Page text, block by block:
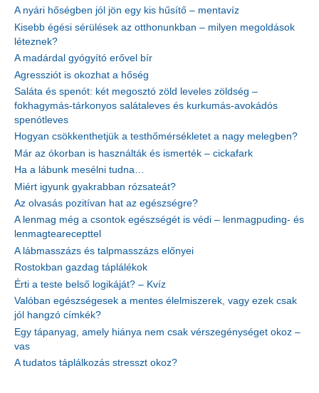
A nyári hőségben jól jön egy kis hűsítő – mentavíz
Kisebb égési sérülések az otthonunkban – milyen megoldások
léteznek?
A madárdal gyógyító erővel bír
Agressziót is okozhat a hőség
Saláta és spenót: két megosztó zöld leveles zöldség –
fokhagymás-tárkonyos salátaleves és kurkumás-avokádós
spenótleves
Hogyan csökkenthetjük a testhőmérsékletet a nagy melegben?
Már az ókorban is használták és ismerték – cickafark
Ha a lábunk mesélni tudna…
Miért igyunk gyakrabban rózsateát?
Az olvasás pozitívan hat az egészségre?
A lenmag még a csontok egészségét is védi – lenmagpuding- és
lenmagtearecepttel
A lábmasszázs és talpmasszázs előnyei
Rostokban gazdag táplálékok
Érti a teste belső logikáját? – Kvíz
Valóban egészségesek a mentes élelmiszerek, vagy ezek csak
jól hangzó címkék?
Egy tápanyag, amely hiánya nem csak vérszegénységet okoz –
vas
A tudatos táplálkozás stresszt okoz?